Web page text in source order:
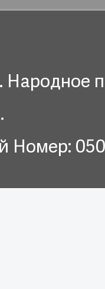
Народное
Номер: